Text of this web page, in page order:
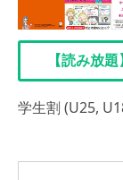
【読み放
学生割 (U25,